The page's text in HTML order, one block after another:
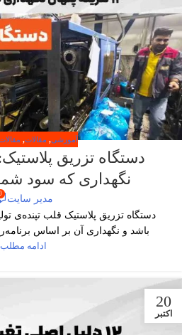
آموزشی, مقالات,
نگهداری که سود
مدیر سایت
دستگاه تزریق پلاستیک قلب تپنده‌ی
باشد و نگهداری آن بر اساس
ادامه مطلب
20
اکتبر